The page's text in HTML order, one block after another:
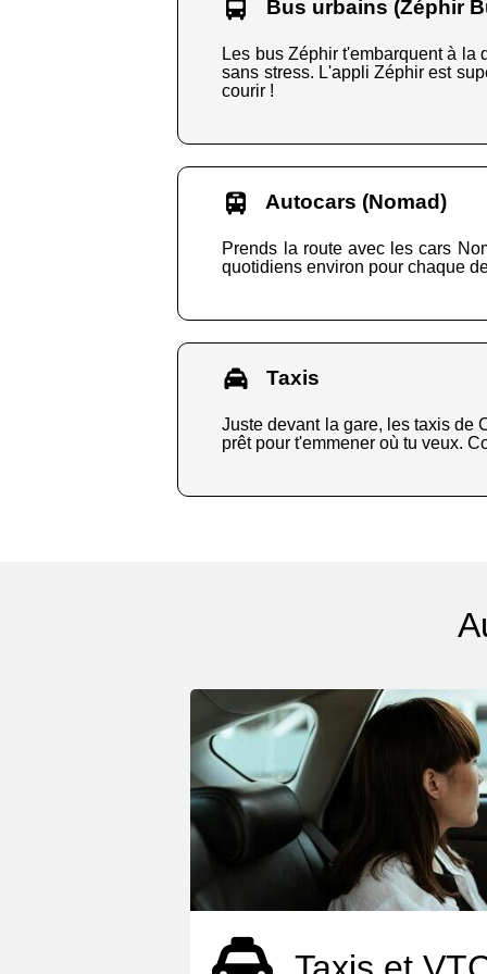
Bus urbains (Zéphir
Les bus Zéphir t'embarquent à la
sans stress. L'appli Zéphir est
courir !
Autocars (Nomad)
Prends la route avec les cars
quotidiens environ pour chaque
Taxis
Juste devant la gare, les taxis de
prêt pour t'emmener où tu veux.